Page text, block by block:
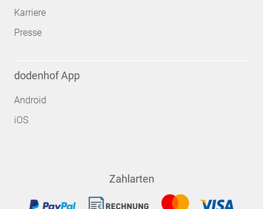
Karriere
Presse
dodenhof App
Android
iOS
Zahlarten